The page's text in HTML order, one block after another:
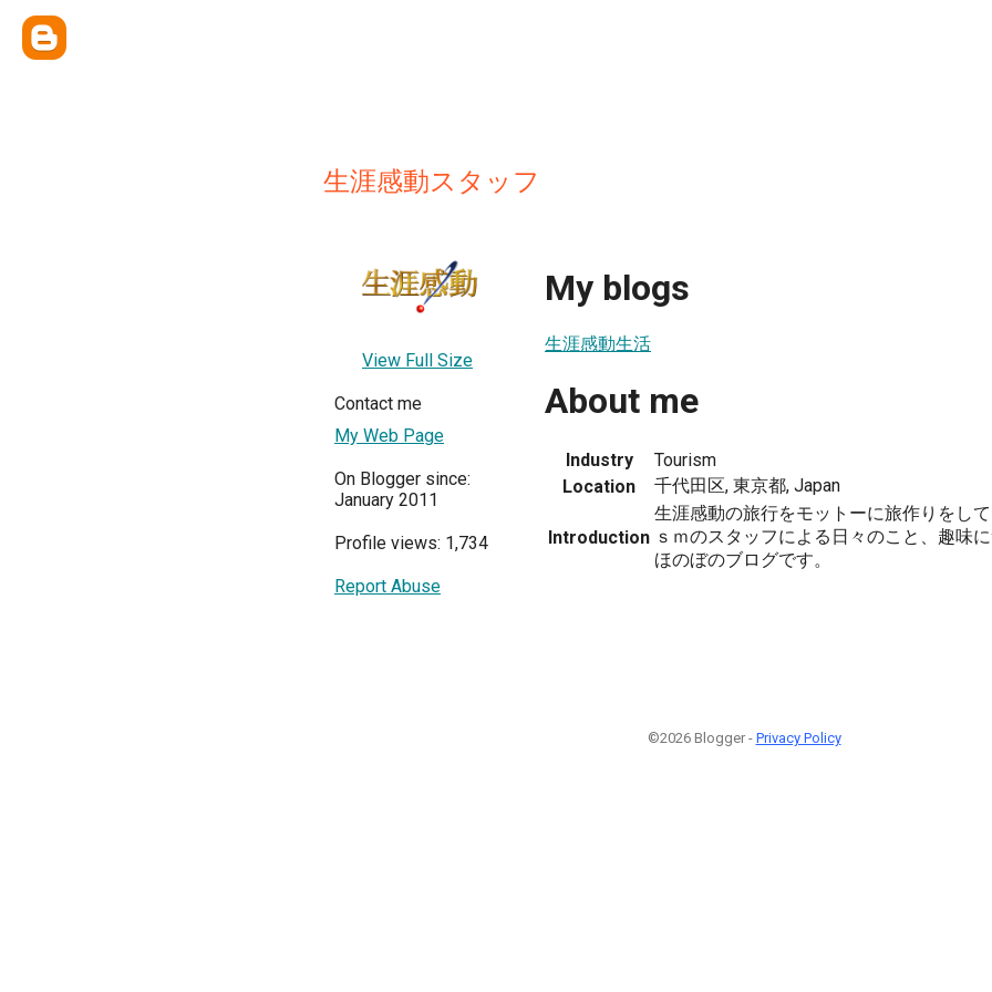
生涯感動スタッフ
View Full Size
Contact me
My Web Page
On Blogger since:
January 2011
Profile views: 1,734
Report Abuse
My blogs
生涯感動生活
About me
Industry
Tourism
Location
千代田区, 東京都, Japan
Introduction
生涯感動の旅行をモットーに旅作りをし
ｓｍのスタッフによる日々のこと、趣味
ほのぼのブログです。
©2026 Blogger - Privacy Policy